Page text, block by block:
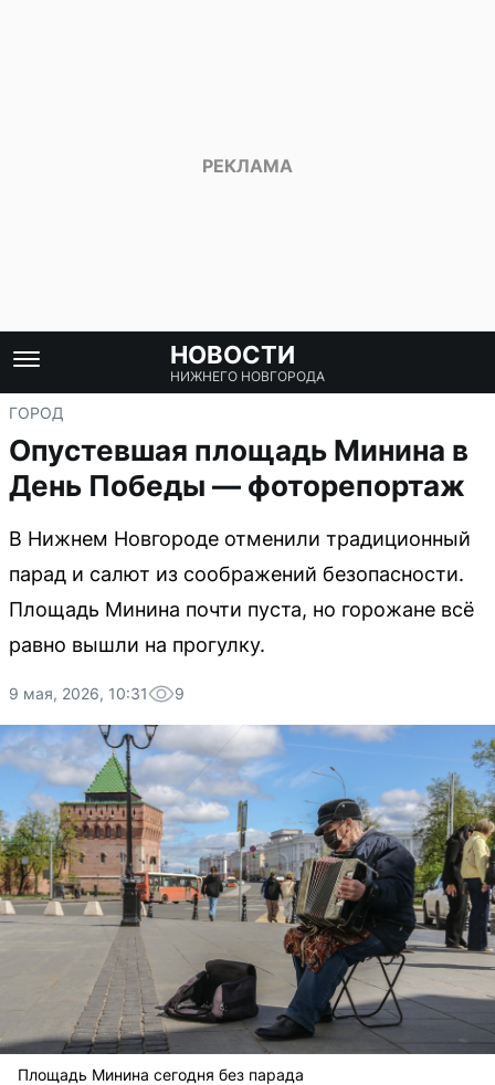
НОВОСТИ
НИЖНЕГО НОВГОРОДА
ГОРОД
Опустевшая площадь Минина в
День Победы — фоторепортаж
В Нижнем Новгороде отменили традиционный
парад и салют из соображений безопасности.
Площадь Минина почти пуста, но горожане всё
равно вышли на прогулку.
9 мая, 2026, 10:31 9
Площадь Минина сегодня без парада